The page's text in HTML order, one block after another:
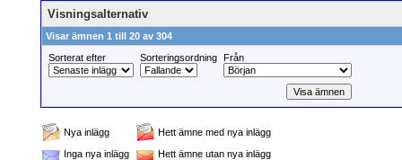
Visningsalternativ
Visar ämnen 1 till 20 av 304
Sorterat efter
Sorteringsordning Från
Nya inlägg
Hett ämne med nya inlägg
Inga nya inlägg
Hett ämne utan nya inlägg